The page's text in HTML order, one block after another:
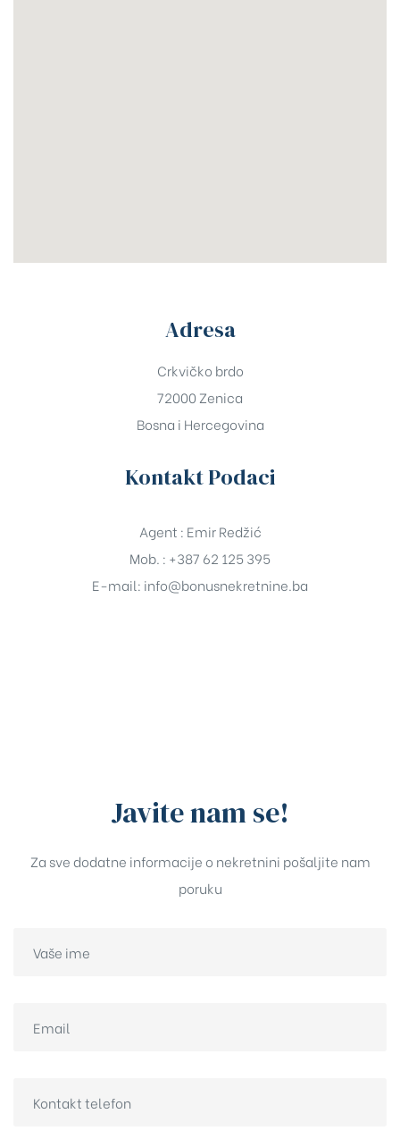
Adresa
Crkvičko brdo
72000 Zenica
Bosna i Hercegovina
Kontakt Podaci
Agent : Emir Redžić
Mob. : +387 62 125 395
E-mail: info@bonusnekretnine.ba
Javite nam se!
Za sve dodatne informacije o nekretnini pošaljite nam
poruku